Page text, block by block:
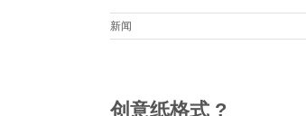
新闻
创意纸格式 ?